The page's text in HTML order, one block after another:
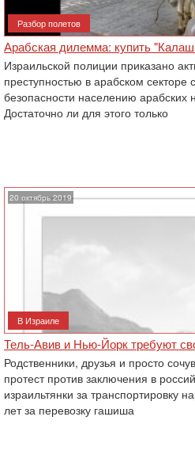
Разбор полетов
Арабская дилемма: купить
Израильской полиции приказано
преступностью в арабском секторе
безопасности населению арабских
Достаточно ли для этого только
20 октябрь 2019
В Израиле
Тель-Авив и Нью-Йорк требуют
Родственники, друзья и просто
протест против заключения в
израильтянки за транспортировку
лет за перевозку гашиша